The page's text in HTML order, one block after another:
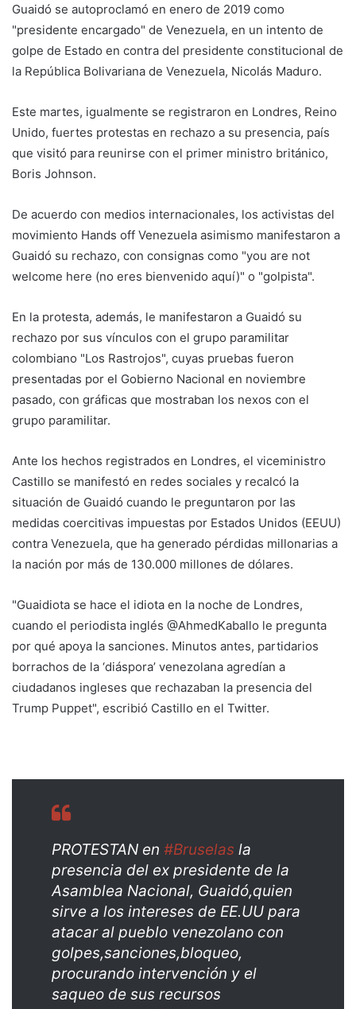
Guaidó se autoproclamó en enero de 2019 como
"presidente encargado" de Venezuela, en un intento de
golpe de Estado en contra del presidente constitucional de
la República Bolivariana de Venezuela, Nicolás Maduro.
Este martes, igualmente se registraron en Londres, Reino
Unido, fuertes protestas en rechazo a su presencia, país
que visitó para reunirse con el primer ministro británico,
Boris Johnson.
De acuerdo con medios internacionales, los activistas del
movimiento Hands off Venezuela asimismo manifestaron a
Guaidó su rechazo, con consignas como "you are not
welcome here (no eres bienvenido aquí)" o "golpista".
En la protesta, además, le manifestaron a Guaidó su
rechazo por sus vínculos con el grupo paramilitar
colombiano "Los Rastrojos", cuyas pruebas fueron
presentadas por el Gobierno Nacional en noviembre
pasado, con gráficas que mostraban los nexos con el
grupo paramilitar.
Ante los hechos registrados en Londres, el viceministro
Castillo se manifestó en redes sociales y recalcó la
situación de Guaidó cuando le preguntaron por las
medidas coercitivas impuestas por Estados Unidos (EEUU)
contra Venezuela, que ha generado pérdidas millonarias a
la nación por más de 130.000 millones de dólares.
"Guaidiota se hace el idiota en la noche de Londres,
cuando el periodista inglés @AhmedKaballo le pregunta
por qué apoya la sanciones. Minutos antes, partidarios
borrachos de la ‘diáspora’ venezolana agredían a
ciudadanos ingleses que rechazaban la presencia del
Trump Puppet", escribió Castillo en el Twitter.
PROTESTAN en #Bruselas la
presencia del ex presidente de la
Asamblea Nacional, Guaidó,quien
sirve a los intereses de EE.UU para
atacar al pueblo venezolano con
golpes,sanciones,bloqueo,
procurando intervención y el
saqueo de sus recursos